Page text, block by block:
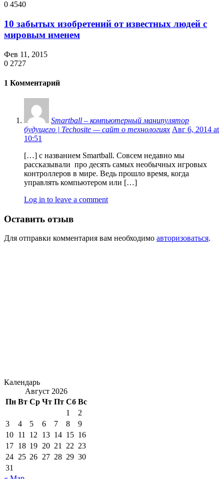
0 4540
10 забытых изобретений от известных людей с
мировым именем
Фев 11, 2015
0 2727
1 Комментарий
Smartball – компьютерный манипулятор
будущего | Techosite — сайт о технологиях Авг 6, 2014 at
10:51
[…] с названием Smartball. Совсем недавно мы
рассказывали про десять самых необычных игровых
контроллеров в мире. Ведь прошло время, когда
управлять компьютером или […]
Log in to leave a comment
Оставить отзыв
Для отправки комментария вам необходимо авторизоваться.
Календарь
Август 2026
Пн Вт Ср Чт Пт Сб Вс
1
2
3
4 5 6 7 8
9
10 11 12 13 14 15 16
17 18 19 20 21 22 23
24 25 26 27 28 29 30
31